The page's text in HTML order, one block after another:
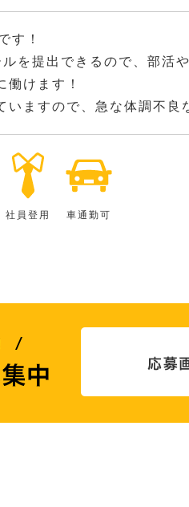
す！
を提出できるので、部活
働けます！
いますので、急な体調不良
社員登用 車通勤可